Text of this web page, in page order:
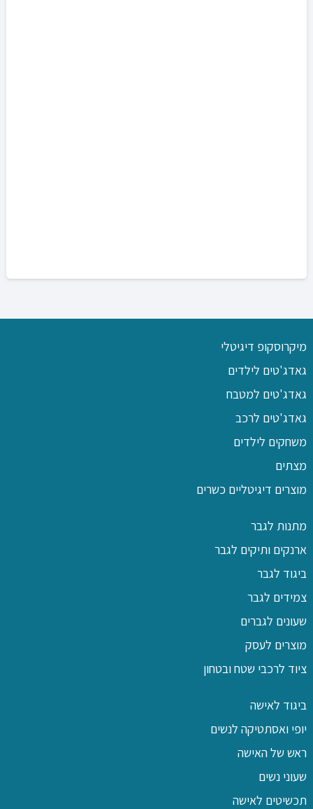
מיקרוסקופ דיגיטלי
גאדג'טים לילדים
גאדג'טים למטבח
גאדג'טים לרכב
משחקים לילדים
מצתים
מוצרים דיגיטליים כשרים
מתנות לגבר
ארנקים ותיקים לגבר
ביגוד לגבר
צמידים לגבר
שעונים לגברים
מוצרים לעסק
ציוד לרכבי שטח ובטחון
ביגוד לאישה
יופי ואסתטיקה לנשים
ראש של האישה
שעוני נשים
תכשיטים לאישה